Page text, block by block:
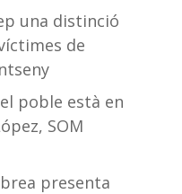
una distinció
de
poble està en
SOM
presenta